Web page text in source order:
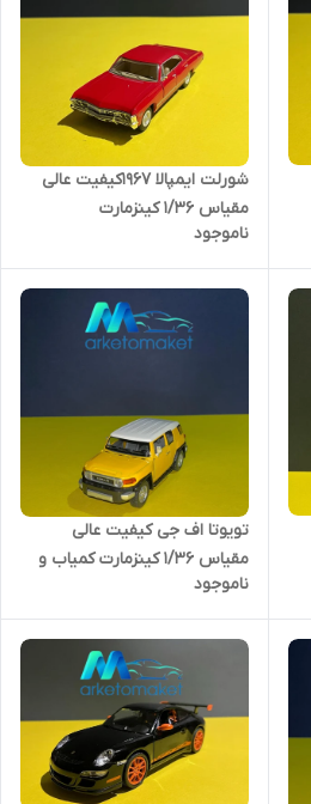
شورلت ایمپالا ۱۹۶۷کیفیت عالی
مقیاس ۱/۳۶ کینزمارت
ناموجود
تویوتا اف جی کیفیت عالی
مقیاس ۱/۳۶ کینزمارت کمیاب و
ناموجود